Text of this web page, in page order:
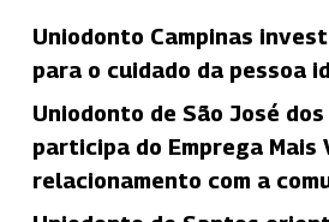
Uniodonto Campinas
para o cuidado da pessoa
Uniodonto de São José dos
participa do Emprega
relacionamento com a